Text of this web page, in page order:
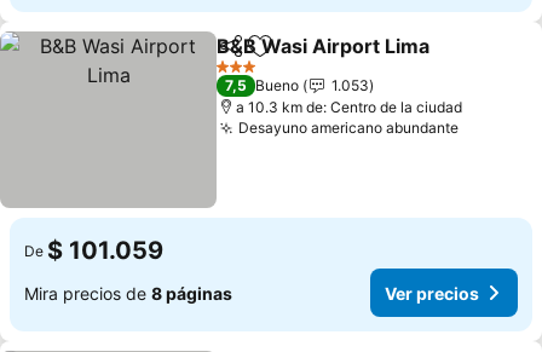
CompartirAgregar a favoritos
B&B Wasi Airport Lima
3 Estrellas
7,5 Bueno
1.053
a 10.3 km de: Centro de la ciudad
Desayuno americano abundanteVer
De $ 101.059
Mira precios de 8 páginas Ver precios